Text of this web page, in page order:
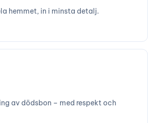
hemmet, in i minsta detalj.
av dödsbon – med respekt och